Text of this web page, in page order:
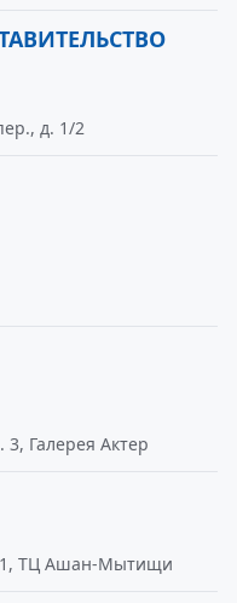
д. 1/2
3, Галерея Актер
1, ТЦ Ашан-Мытищи